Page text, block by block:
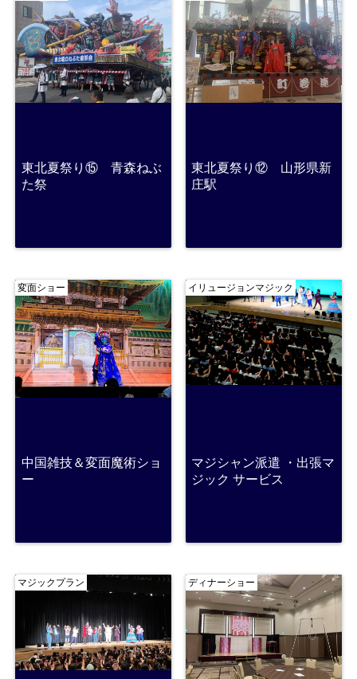
東北夏祭り⑮ 青森ねぶ
た祭
東北夏祭り⑫ 山形県新
庄駅
変面ショー
中国雑技＆変面魔術ショ
ー
イリュージョンマジック
マジシャン派遣 ・出張マ
ジック サービス
マジックプラン ディナーショー